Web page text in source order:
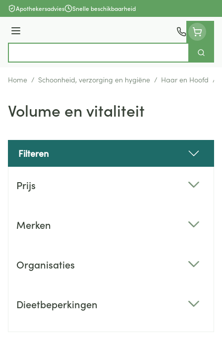
Ga naar de inhoud
Apothekersadvies Snelle beschikbaarheid
Menu
Zoek
Home / Schoonheid, verzorging en hygiëne / Haar en Hoofd /
Volume en vitaliteit
Filteren
Prijs
Merken
Organisaties
Dieetbeperkingen